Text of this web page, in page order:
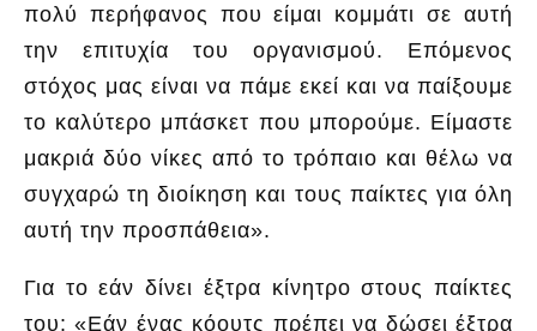
πολύ περήφανος που είμαι κομμάτι σε αυτή
την επιτυχία του οργανισμού. Επόμενος
στόχος μας είναι να πάμε εκεί και να παίξουμε
το καλύτερο μπάσκετ που μπορούμε. Είμαστε
μακριά δύο νίκες από το τρόπαιο και θέλω να
συγχαρώ τη διοίκηση και τους παίκτες για όλη
αυτή την προσπάθεια».
Για το εάν δίνει έξτρα κίνητρο στους παίκτες
του: «Εάν ένας κόουτς πρέπει να δώσει έξτρα